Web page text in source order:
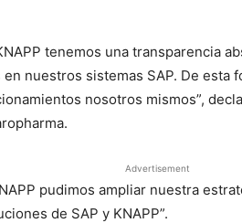
tenemos una transparencia
nuestros sistemas SAP. De esta
nosotros mismos”,
Advertisement
pudimos ampliar nuestra
de SAP y KNAPP”.